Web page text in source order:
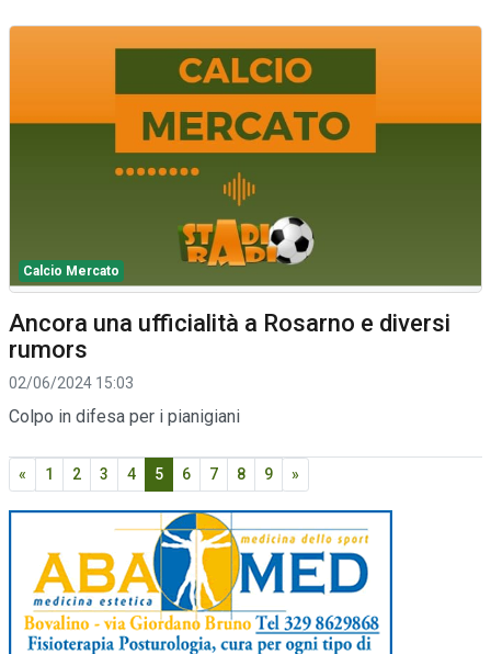
Calcio Mercato
Ancora una ufficialità a Rosarno e diversi
rumors
02/06/2024 15:03
Colpo in difesa per i pianigiani
« 1 2 3 4 5 6 7 8 9 »